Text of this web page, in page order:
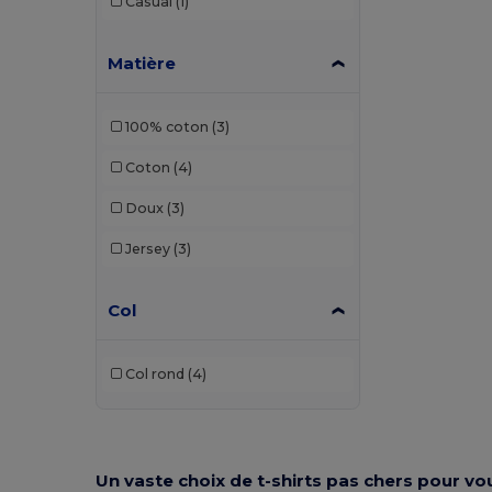
Matière
100% coton (3)
Coton (4)
Doux (3)
Jersey (3)
Col
Col rond (4)
Un vaste choix det-shirts pas chers pour